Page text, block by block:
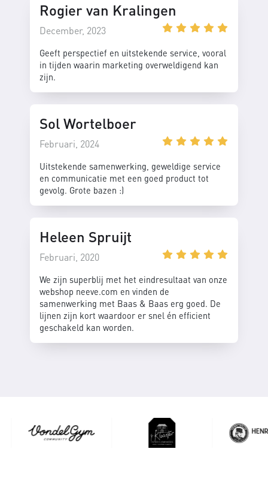
Rogier van Kralingen
December, 2023
Geeft perspectief en uitstekende service, vooral
in tijden waarin marketing overweldigend kan
zijn.
Sol Wortelboer
Februari, 2024
Uitstekende samenwerking, geweldige service
en communicatie met een goed product tot
gevolg. Grote bazen :)
Heleen Spruijt
Februari, 2020
We zijn superblij met het eindresultaat van onze
webshop neeve.com en vinden de
samenwerking met Baas & Baas erg goed. De
lijnen zijn kort waardoor er snel én efficient
geschakeld kan worden.